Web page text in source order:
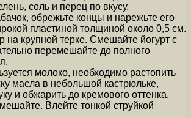
соль и перец по вкусу.
обрежьте концы и нарежьте его
пластиной толщиной около 0,5 см.
на крупной терке. Смешайте йогурт с
перемешайте до полного
молоко, необходимо растопить
масла в небольшой кастрюльке,
и обжарить до кремового оттенка.
Влейте тонкой струйкой